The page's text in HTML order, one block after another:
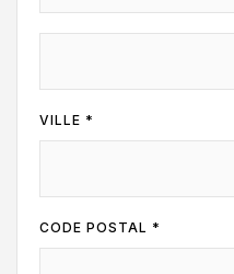
VILLE *
CODE POSTAL *